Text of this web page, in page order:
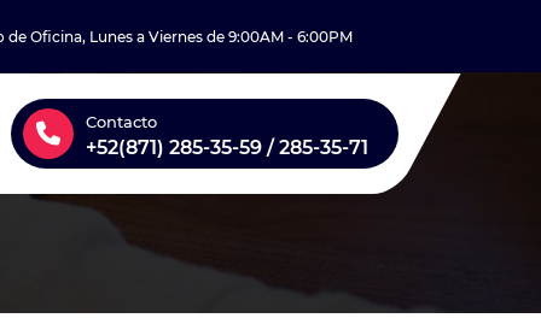
de Oficina, Lunes a Viernes de 9:00AM - 6:00PM
Contacto
+52(871) 285-35-59 / 285-35-71